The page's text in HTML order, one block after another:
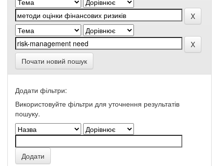
Почати новий пошук
Додати фільтри:
Використовуйте фільтри для уточнення результатів
пошуку.